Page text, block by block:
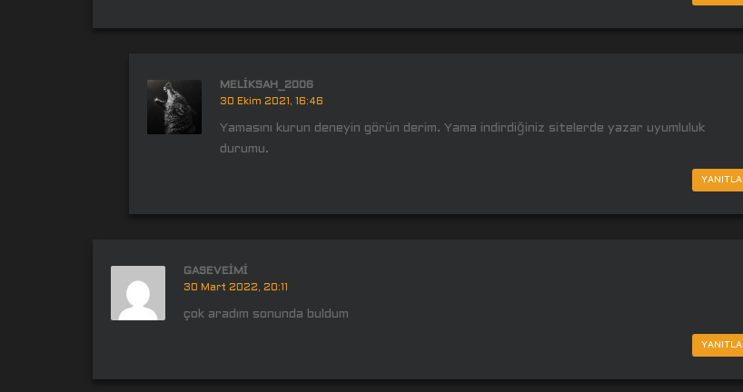
MELIKSAH_2006
30 Ekim 2021, 16:46
Yamasını kurun deneyin görün derim. Yama indirdiğiniz sitelerde yazar uyumluluk
durumu.
YANITLA
GASEVEIMI
30 Mart 2022, 20:11
çok aradım sonunda buldum
YANITLA